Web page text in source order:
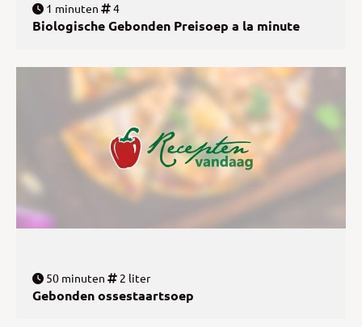
1 minuten 4
Biologische Gebonden Preisoep a la minute
50 minuten 2 liter
Gebonden ossestaartsoep